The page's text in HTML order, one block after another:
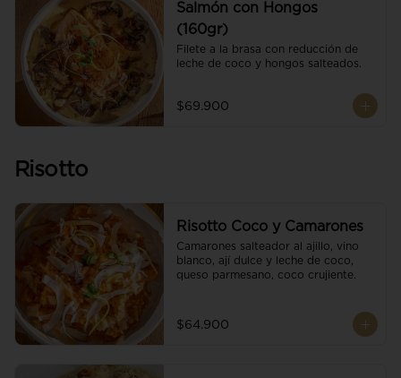
Salmón con Hongos
(160gr)
Filete a la brasa con reducción de
leche de coco y hongos salteados.
$69.900
Risotto
Risotto Coco y Camarones
Camarones salteador al ajillo, vino
blanco, ají dulce y leche de coco,
queso parmesano, coco crujiente.
$64.900